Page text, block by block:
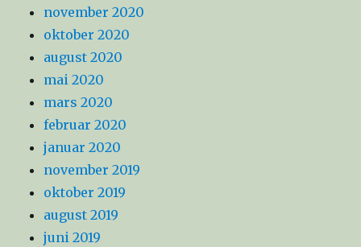
november 2020
oktober 2020
august 2020
mai 2020
mars 2020
februar 2020
januar 2020
november 2019
oktober 2019
august 2019
juni 2019